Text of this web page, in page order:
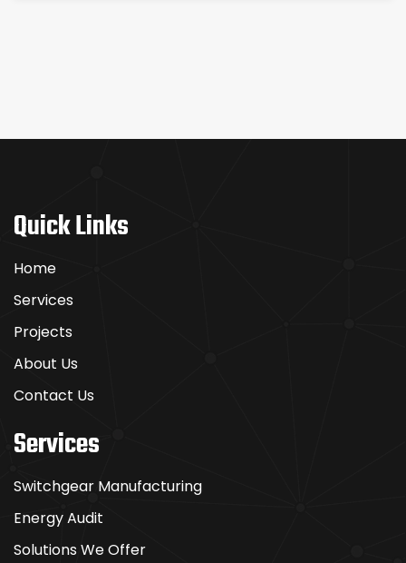
2025
Quick Links
Home
Services
Projects
About Us
Contact Us
Services
Switchgear Manufacturing
Energy Audit
Solutions We Offer